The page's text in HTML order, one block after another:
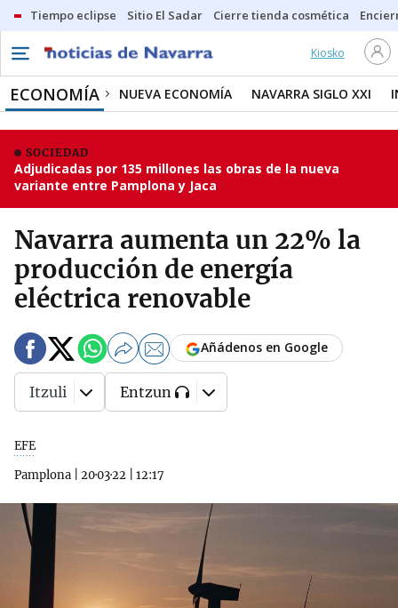
Tiempo eclipse Sitio El Sadar Cierre tienda cosmética
Kiosko
ECONOMÍA NUEVA ECONOMÍA NAVARRA SIGLO XXI
SOCIEDAD
Adjudicadas por 135 millones las obras de la nueva
variante entre Pamplona y Jaca
Navarra aumenta un 22% la
producción de energía
eléctrica renovable
EFE
Pamplona
20·03·22 12:17
Añádenos en Google
Itzuli Entzun